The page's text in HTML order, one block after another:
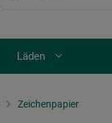
Läden
Zeichenpapier